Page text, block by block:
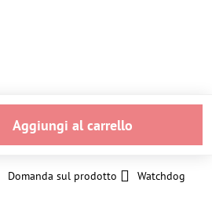
Aggiungi al carrello
Domanda sul prodotto
Watchdog